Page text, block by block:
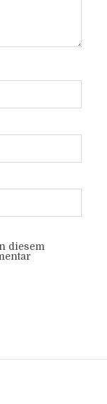
diesem